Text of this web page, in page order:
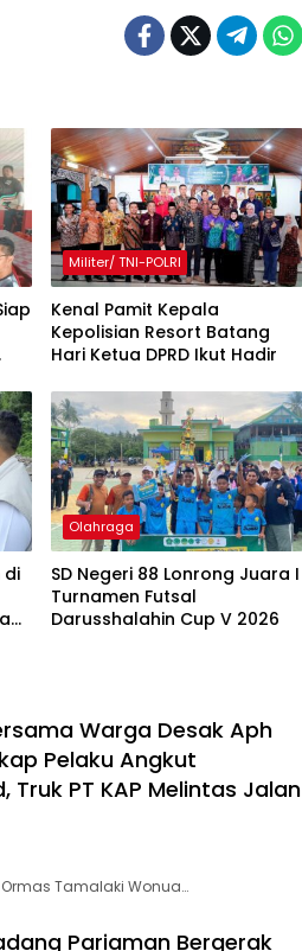
Militer/ TNI-POLRI
Kenal Pamit Kepala
Kepolisian Resort Batang
Hari ‎Ketua DPRD Ikut Hadir
di
Olahraga
SD Negeri 88 Lonrong Juara I
Turnamen Futsal
Darusshalahin Cup V 2026
Warga Desak Aph
Pelaku Angkut
PT KAP Melintas Jalan
Tamalaki Wonua…
Pariaman Bergerak